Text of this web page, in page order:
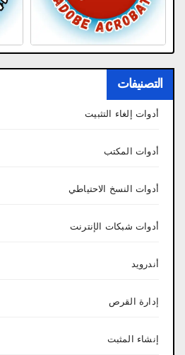
التصنيفات
أدوات إلغاء التثبيت
أدوات المكتب
أدوات النسخ الاحتياطي
أدوات شبكات الإنترنت
أندرويد
إدارة القرص
إنشاء المثبت